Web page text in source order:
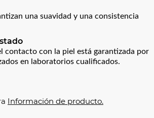
una suavidad y una consistencia
contacto con la piel está garantizada por
en laboratorios cualificados.
Información de producto.